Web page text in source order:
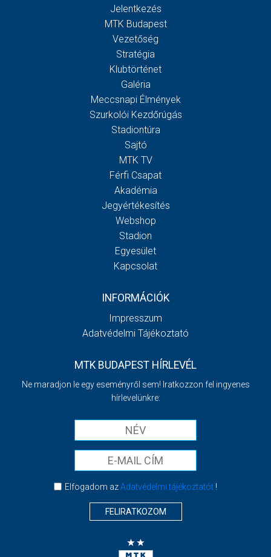
Jelentkezés
MTK Budapest
Vezetőség
Stratégia
Klubtörténet
Galéria
Meccsnapi Élmények
Szurkolói Kezdőrúgás
Stadiontúra
Sajtó
MTK TV
Férfi Csapat
Akadémia
Jegyértékesítés
Webshop
Stadion
Egyesület
Kapcsolat
INFORMÁCIÓK
Impresszum
Adatvédelmi Tájékoztató
MTK BUDAPEST HÍRLEVÉL
Ne maradjon le egy eseményről sem! Iratkozzon fel ingyenes
hírlevelünkre:
Elfogadom azAdatvédelmi tájékoztatót!
FELIRATKOZOM